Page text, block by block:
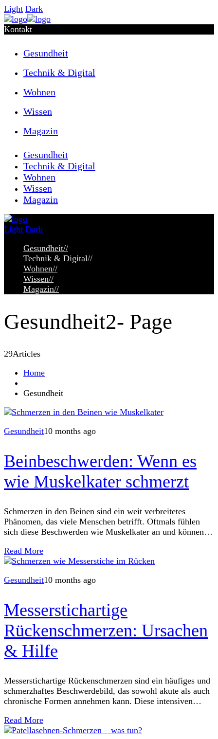
Light Dark
Kontakt
Gesundheit
Technik & Digital
Wohnen
Wissen
Magazin
Gesundheit
Technik & Digital
Wohnen
Wissen
Magazin
Light Dark
Gesundheit//
Technik & Digital//
Wohnen//
Wissen//
Magazin//
Gesundheit2- Page
29Articles
Home
Gesundheit
Gesundheit10 months ago
Beinbeschwerden: Wenn es
wie Muskelkater schmerzt
Schmerzen in den Beinen sind ein weit verbreitetes
Phänomen, das viele Menschen betrifft. Oftmals fühlen
sich diese Beschwerden wie Muskelkater an und können
Read More
Gesundheit10 months ago
Messerstichartige
Rückenschmerzen: Ursachen
& Hilfe
Messerstichartige Rückenschmerzen sind ein häufiges und
schmerzhaftes Beschwerdebild, das sowohl akute als auch
chronische Formen annehmen kann. Diese intensiven
Leben stark beeinträchtigen. Eine
Read More